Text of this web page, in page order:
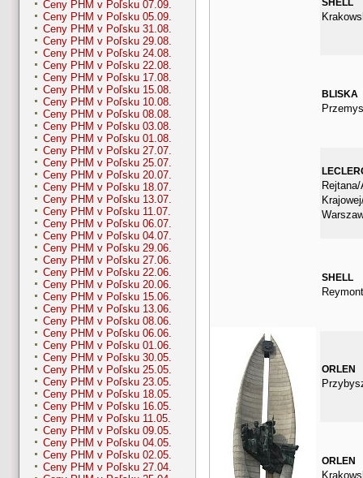
Ceny PHM v Poľsku 07.09.
Ceny PHM v Poľsku 05.09.
Ceny PHM v Poľsku 31.08.
Ceny PHM v Poľsku 29.08.
Ceny PHM v Poľsku 24.08.
Ceny PHM v Poľsku 22.08.
Ceny PHM v Poľsku 17.08.
Ceny PHM v Poľsku 15.08.
Ceny PHM v Poľsku 10.08.
Ceny PHM v Poľsku 08.08.
Ceny PHM v Poľsku 03.08.
Ceny PHM v Poľsku 01.08.
Ceny PHM v Poľsku 27.07.
Ceny PHM v Poľsku 25.07.
Ceny PHM v Poľsku 20.07.
Ceny PHM v Poľsku 18.07.
Ceny PHM v Poľsku 13.07.
Ceny PHM v Poľsku 11.07.
Ceny PHM v Poľsku 06.07.
Ceny PHM v Poľsku 04.07.
Ceny PHM v Poľsku 29.06.
Ceny PHM v Poľsku 27.06.
Ceny PHM v Poľsku 22.06.
Ceny PHM v Poľsku 20.06.
Ceny PHM v Poľsku 15.06.
Ceny PHM v Poľsku 13.06.
Ceny PHM v Poľsku 08.06.
Ceny PHM v Poľsku 06.06.
Ceny PHM v Poľsku 01.06.
Ceny PHM v Poľsku 30.05.
Ceny PHM v Poľsku 25.05.
Ceny PHM v Poľsku 23.05.
Ceny PHM v Poľsku 18.05.
Ceny PHM v Poľsku 16.05.
Ceny PHM v Poľsku 11.05.
Ceny PHM v Poľsku 09.05.
Ceny PHM v Poľsku 04.05.
Ceny PHM v Poľsku 02.05.
Ceny PHM v Poľsku 27.04.
BLISKA
SHELL
ORLEN
ORLEN